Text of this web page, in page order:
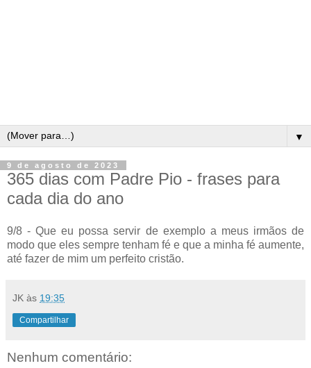
▼
9 de agosto de 2023
365 dias com Padre Pio - frases para
cada dia do ano
9/8 - Que eu possa servir de exemplo a meus irmãos de
modo que eles sempre tenham fé e que a minha fé aumente,
até fazer de mim um perfeito cristão.
JK às 19:35
Compartilhar
Nenhum comentário: